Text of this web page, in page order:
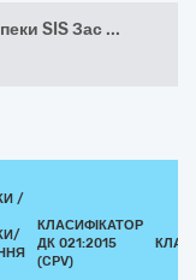
SIS Зас ...
/
КЛАСИФІКАТОР
ДК 021:2015
(CPV)